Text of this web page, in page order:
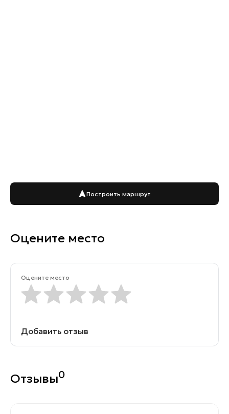
Построить маршрут
Оцените место
Оцените место
Добавить отзыв
Отзывы0